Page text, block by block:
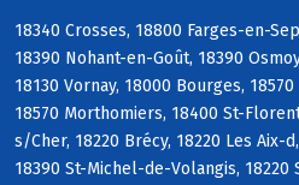
18340 Crosses, 18800 Farges-en-
18390 Nohant-en-Goût, 18390
18130 Vornay, 18000 Bourges,
18570 Morthomiers, 18400 St-
s/Cher, 18220 Brécy, 18220 Les Aix-
18390 St-Michel-de-Volangis, 18220